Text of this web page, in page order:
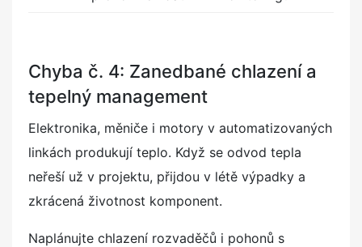
Chyba č. 4: Zanedbané chlazení a
tepelný management
Elektronika, měniče i motory v automatizovaných
linkách produkují teplo. Když se odvod tepla
neřeší už v projektu, přijdou v létě výpadky a
zkrácená životnost komponent.
Naplánujte chlazení rozvaděčů i pohonů s